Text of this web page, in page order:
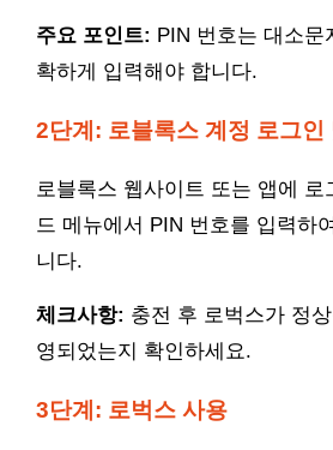
주요 포인트: PIN 번호는 대소문
확하게 입력해야 합니다.
2단계: 로블록스 계정 로그인
로블록스 웹사이트 또는 앱에
드 메뉴에서 PIN 번호를 입력하
니다.
체크사항: 충전 후 로벅스가 정
영되었는지 확인하세요.
3단계: 로벅스 사용